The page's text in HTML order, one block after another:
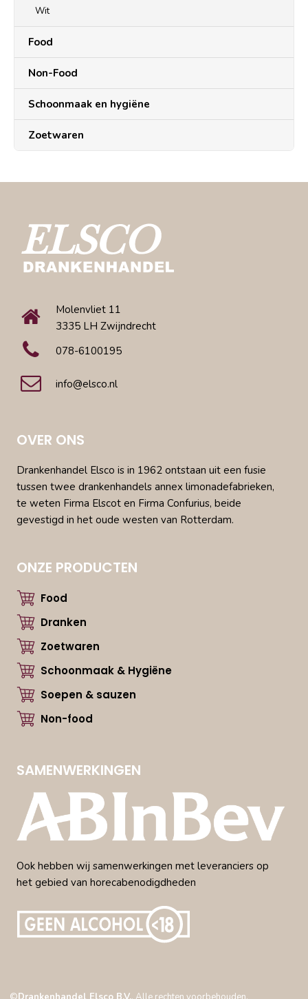
Wit
Food
Non-Food
Schoonmaak en hygiëne
Zoetwaren
Molenvliet 11
3335 LH Zwijndrecht
078-6100195
info@elsco.nl
OVER ONS
Drankenhandel Elsco is in 1962 ontstaan uit een fusie
tussen twee drankenhandels annex limonadefabrieken,
te weten Firma Elscot en Firma Confurius, beide
gevestigd in het oude westen van Rotterdam.
ONZE PRODUCTEN
Food
Dranken
Zoetwaren
Schoonmaak & Hygiëne
Soepen & sauzen
Non-food
SAMENWERKINGEN
Ook hebben wij samenwerkingen met leveranciers op
het gebied van horecabenodigdheden